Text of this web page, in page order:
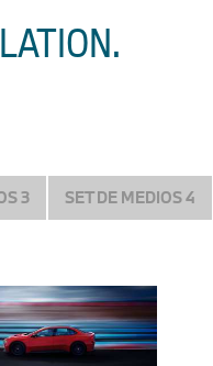
3 SET DE MEDIOS 4